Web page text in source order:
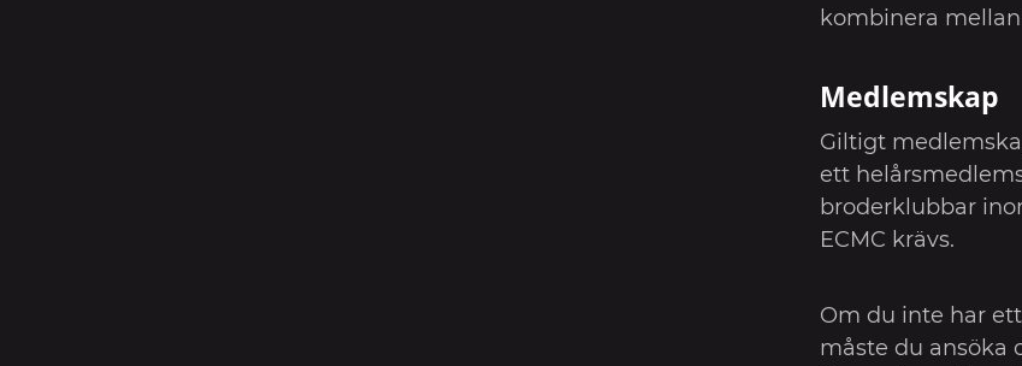
kombinera
Medlemskap
Giltigt
ett
broderklubbar
ECMC krävs.
Om du inte har
måste du ansöka